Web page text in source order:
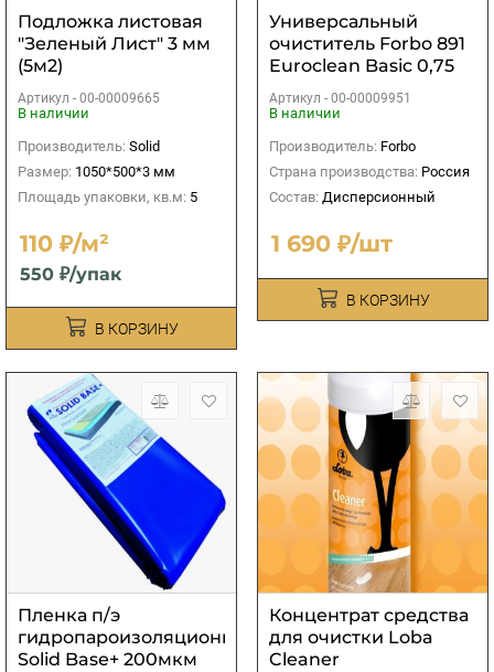
Подложка листовая
"Зеленый Лист" 3 мм
(5м2)
Артикул - 00-00009665
В наличии
Производитель: Solid
Размер: 1050*500*3 мм
Площадь упаковки, кв.м: 5
110 ₽/м²
550 ₽/упак
В КОРЗИНУ
Универсальный
очиститель Forbo 891
Euroclean Basic 0,75
кг
Артикул - 00-00009951
В наличии
Производитель: Forbo
Страна производства: Россия
Состав: Дисперсионный
1 690 ₽/шт
В КОРЗИНУ
Пленка п/э
гидропароизоляционная
Solid Base+ 200мкм
Концентрат средства
для очистки Loba
Cleaner